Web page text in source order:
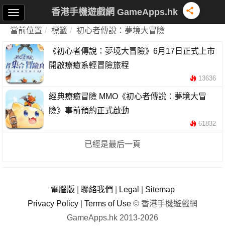
香港手機遊戲網 GameApps.hk
當前位置 標籤 初心者傳說：夢境大冒險
《初心者傳說：夢境大冒險》6月17日正式上市
開啟療癒系輕冒險旅程
13636
經典療癒冒險 MMO《初心者傳說：夢境大冒
險》事前預約正式啟動
61832
已經是最后一頁
電腦版 聯絡我們 Legal
Sitemap
Privacy Policy
Terms of Use © 香港手機遊戲網
GameApps.hk 2013-2026